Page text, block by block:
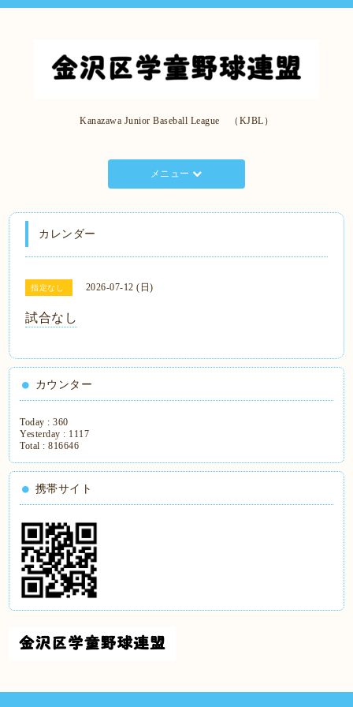
Kanazawa Junior Baseball League （KJBL）
メニュー
カレンダー
指定なし 2026-07-12 (日)
試合なし
カウンター
Today :360
Yesterday : 1117
Total :816646
携帯サイト